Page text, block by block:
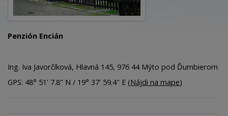
Penzión Encián
Ing. Iva Javorčíková, Hlavná 145, 976 44 Mýto pod Ďumbierom
GPS: 48° 51' 7.8'' N / 19° 37' 59.4'' E (Nájdi na mape)